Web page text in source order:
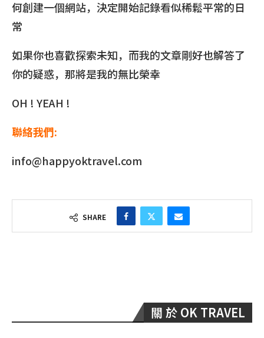
何創建一個網站，決定開始記錄看似稀鬆平常的日
常
如果你也喜歡探索未知，而我的文章剛好也解答了
你的疑惑，那將是我的無比榮幸
OH ! YEAH !
聯絡我們:
info@happyoktravel.com
SHARE
關 於 OK TRAVEL